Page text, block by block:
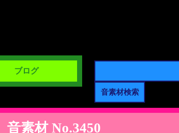
ブログ
音素材 No.3450